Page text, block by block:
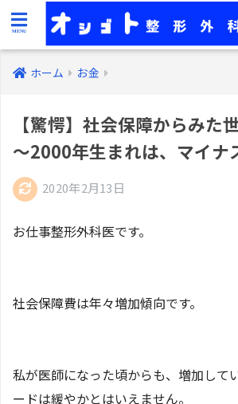
ホーム お金
【驚愕】社会保障からみた
〜2000年生まれは、マイナ
2020年2月13日
お仕事整形外科医です。
社会保障費は年々増加傾向です。
私が医師になった頃からも、増加して
ードは緩やかとはいえません。